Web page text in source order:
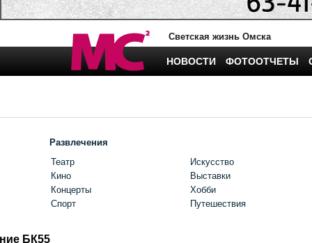
Светская жизнь Омска
НОВОСТИ ФОТООТЧЕТЫ
Развлечения
Театр
Кино
Концерты
Спорт
Искусство
Выставки
Хобби
Путешествия
БК55